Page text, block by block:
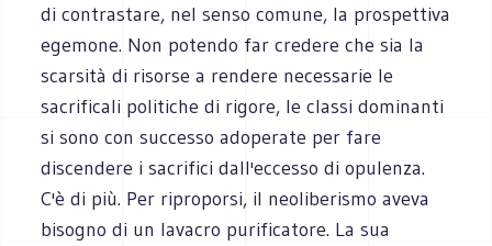
di contrastare, nel senso comune, la prospettiva
egemone. Non potendo far credere che sia la
scarsità di risorse a rendere necessarie le
sacrificali politiche di rigore, le classi dominanti
si sono con successo adoperate per fare
discendere i sacrifici dall'eccesso di opulenza.
C'è di più. Per riproporsi, il neoliberismo aveva
bisogno di un lavacro purificatore. La sua